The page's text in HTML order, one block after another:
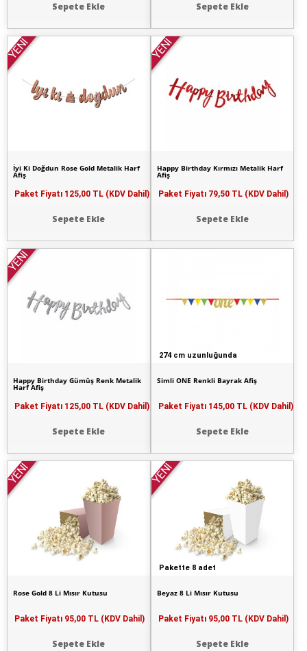
Sepete Ekle Sepete Ekle
YENİ
İyi Ki Doğdun Rose Gold Metalik Harf
Afiş
Paket Fiyatı 125,00 TL (KDV Dahil)
Sepete Ekle
YENİ
Happy Birthday Kırmızı Metalik Harf
Afiş
Paket Fiyatı 79,50 TL (KDV Dahil)
Sepete Ekle
YENİ
Happy Birthday Gümüş Renk Metalik
Harf Afiş
Paket Fiyatı 125,00 TL (KDV Dahil)
Sepete Ekle
274 cm uzunluğunda
Simli ONE Renkli Bayrak Afiş
Paket Fiyatı 145,00 TL (KDV Dahil)
Sepete Ekle
YENİ
Rose Gold 8 Li Mısır Kutusu
Paket Fiyatı 95,00 TL (KDV Dahil)
Sepete Ekle
Pakette 8 adet
YENİ
Beyaz 8 Li Mısır Kutusu
Paket Fiyatı 95,00 TL (KDV Dahil)
Sepete Ekle